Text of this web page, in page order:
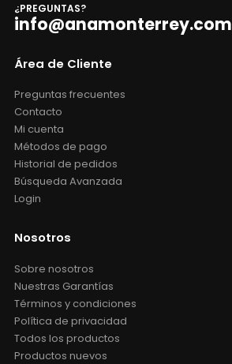
¿PREGUNTAS?
info@anamonterrey.com
Área de Cliente
Preguntas frecuentes
Contacto
Mi cuenta
Métodos de pago
Historial de pedidos
Búsqueda Avanzada
Login
Nosotros
Sobre nosotros
Nuestras Garantías
Términos y condiciones
Política de privacidad
Todos los productos
Productos nuevos